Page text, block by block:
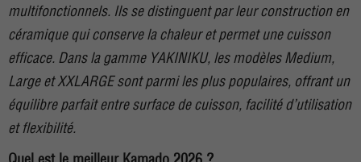
multifonctionnels. Ils se distinguent par leur construction en
céramique qui conserve la chaleur et permet une cuisson
efficace. Dans la gamme YAKINIKU, les modèles Medium,
Large et XXLARGE sont parmi les plus populaires, offrant un
équilibre parfait entre surface de cuisson, facilité d’utilisation
et flexibilité.